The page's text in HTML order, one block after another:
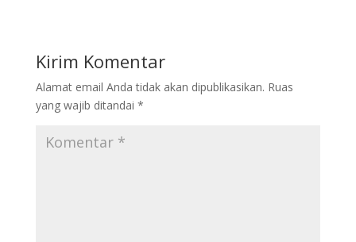
Kirim Komentar
Alamat email Anda tidak akan dipublikasikan. Ruas
yang wajib ditandai *